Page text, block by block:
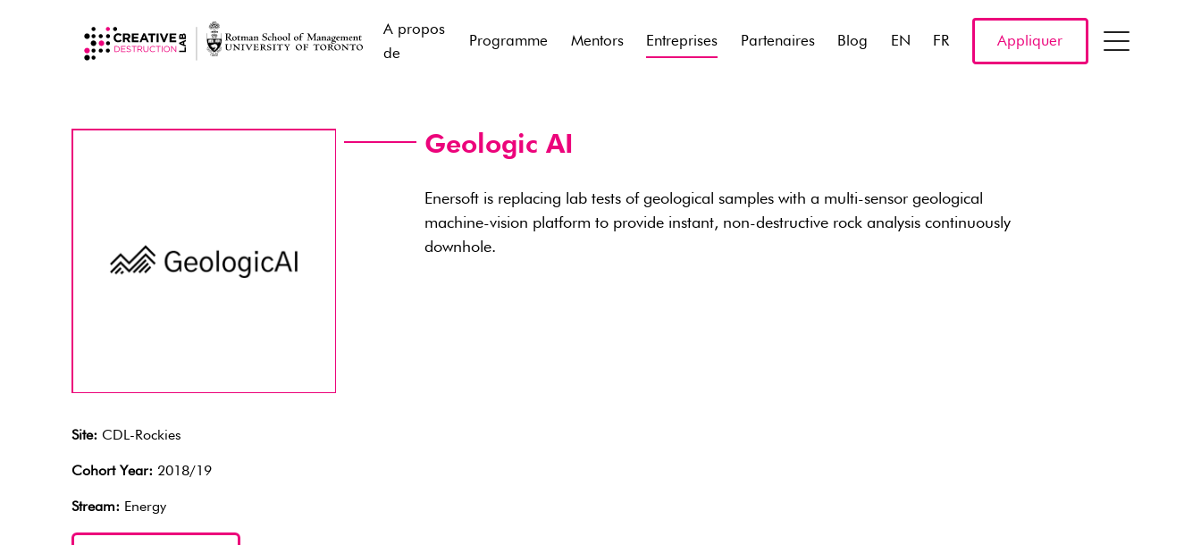
A propos
de
Programme Mentors Entreprises Partenaires Blog EN FR Appliquer
Site: CDL-Rockies
Cohort Year: 2018/19
Stream: Energy
Geologic AI
Enersoft is replacing lab tests of geological samples with a multi-sensor geological
machine-vision platform to provide instant, non-destructive rock analysis continuously
downhole.